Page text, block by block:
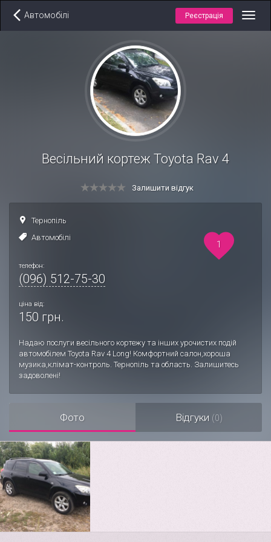
Автомобілі Реєстрація
Весільний кортеж Toyota Rav 4
Залишити відгук
Тернопіль
Автомобілі
телефон:
(096) 512-75-30
ціна від:
150 грн.
Надаю послуги весільного кортежу та інших урочистих подій
автомобілем Toyota Rav 4 Long! Комфортний салон,хороша
музика,клімат-контроль. Тернопіль та область. Залишитесь
задоволені!
1
Фото Відгуки (0)